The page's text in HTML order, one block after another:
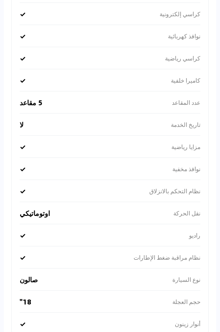
كراسي إلكترونية ✓
نوافذ كهربائية ✓
كراسي رياضية ✓
كاميرا خلفية ✓
عدد المقاعد 5 مقاعد
تاريخ الخدمة لا
مزايا رياضية ✓
نوافذ مخفية ✓
نظام التحكم بالانزلاق ✓
نقل الحركة اوتوماتيكي
راديو ✓
نظام مراقبة ضغط الإطارات ✓
نوع السيارة صالون
حجم العجلة 18"
أنوار زينون ✓